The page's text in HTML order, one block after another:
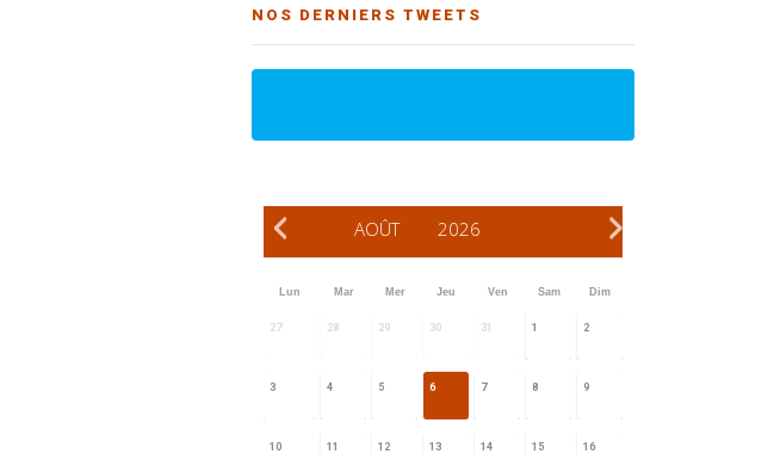
NOS DERNIERS TWEETS
AOÛT 2026
Lun Mar Mer Jeu Ven Sam Dim
27 28 29 30 31 1 2
3 4 5 6 7 8 9
10 11 12 13 14 15 16